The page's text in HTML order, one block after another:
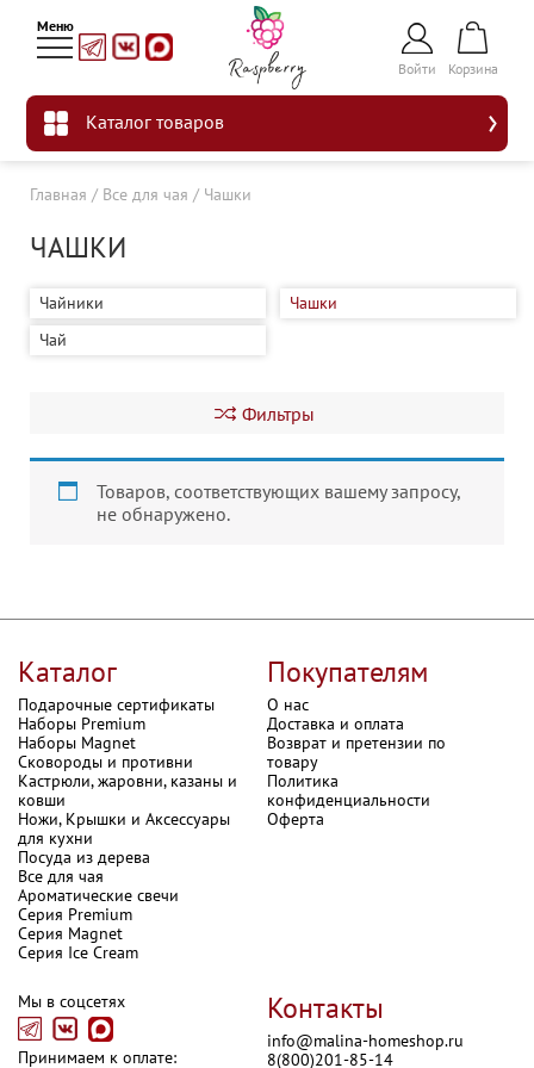
Войти Корзина
Каталог товаров
Главная / Все для чая / Чашки
ЧАШКИ
Чайники
Чашки
Чай
Фильтры
Товаров, соответствующих вашему запросу,
не обнаружено.
Каталог
Подарочные сертификаты
Наборы Premium
Наборы Magnet
Сковороды и противни
Кастрюли, жаровни, казаны и
ковши
Ножи, Крышки и Аксессуары
для кухни
Посуда из дерева
Все для чая
Ароматические свечи
Серия Premium
Серия Magnet
Серия Ice Cream
Покупателям
О нас
Доставка и оплата
Возврат и претензии по
товару
Политика
конфиденциальности
Оферта
Мы в соцсетях
Принимаем к оплате:
Контакты
info@malina-homeshop.ru
8(800)201-85-14